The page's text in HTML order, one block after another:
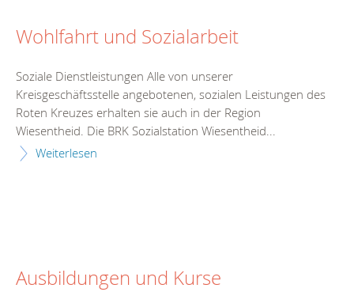
Wohlfahrt und Sozialarbeit
Soziale Dienstleistungen Alle von unserer
Kreisgeschäftsstelle angebotenen, sozialen Leistungen des
Roten Kreuzes erhalten sie auch in der Region
Wiesentheid. Die BRK Sozialstation Wiesentheid...
Weiterlesen
Ausbildungen und Kurse